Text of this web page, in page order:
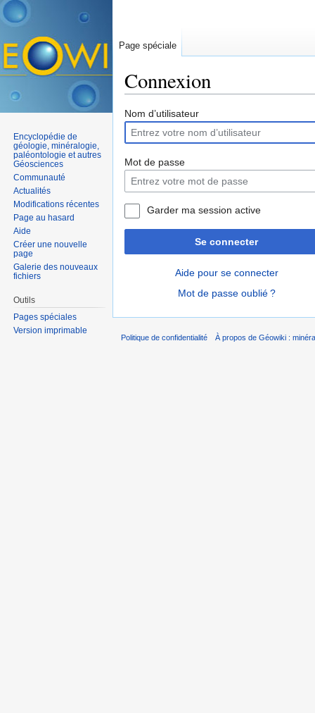
Connexion
Nom d’utilisateur
Mot de passe
Garder ma session active
Se connecter
Aide pour se connecter
Mot de passe oublié ?
Page spéciale
Encyclopédie de
géologie, minéralogie,
paléontologie et autres
Géosciences
Communauté
Actualités
Modifications récentes
Page au hasard
Aide
Créer une nouvelle
page
Galerie des nouveaux
fichiers
Outils
Pages spéciales
Version imprimable
Politique de confidentialité À propos de Géowiki :